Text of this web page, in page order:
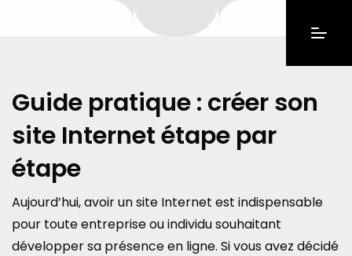
Guide pratique : créer son
site Internet étape par
étape
Aujourd’hui, avoir un site Internet est indispensable
pour toute entreprise ou individu souhaitant
développer sa présence en ligne. Si vous avez décidé